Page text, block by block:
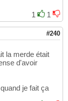
1
1
#240
la merde était
d'avoir
je fait ça